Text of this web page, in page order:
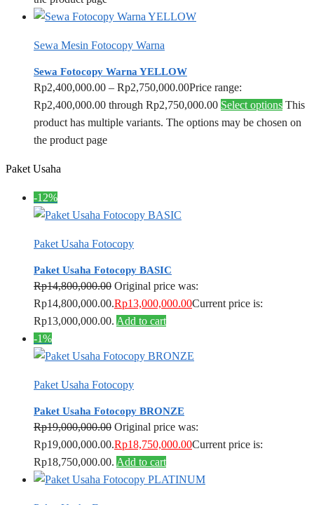
Sewa Mesin Fotocopy Warna
Sewa Fotocopy Warna YELLOW
Rp2,400,000.00 – Rp2,750,000.00Price range:
Rp2,400,000.00 through Rp2,750,000.00 Select options This
product has multiple variants. The options may be chosen on
the product page
Paket Usaha
-12%
Paket Usaha Fotocopy
Paket Usaha Fotocopy BASIC
Rp14,800,000.00 Original price was:
Rp14,800,000.00.Rp13,000,000.00Current price is:
Rp13,000,000.00. Add to cart
-1%
Paket Usaha Fotocopy
Paket Usaha Fotocopy BRONZE
Rp19,000,000.00 Original price was:
Rp19,000,000.00.Rp18,750,000.00Current price is:
Rp18,750,000.00. Add to cart